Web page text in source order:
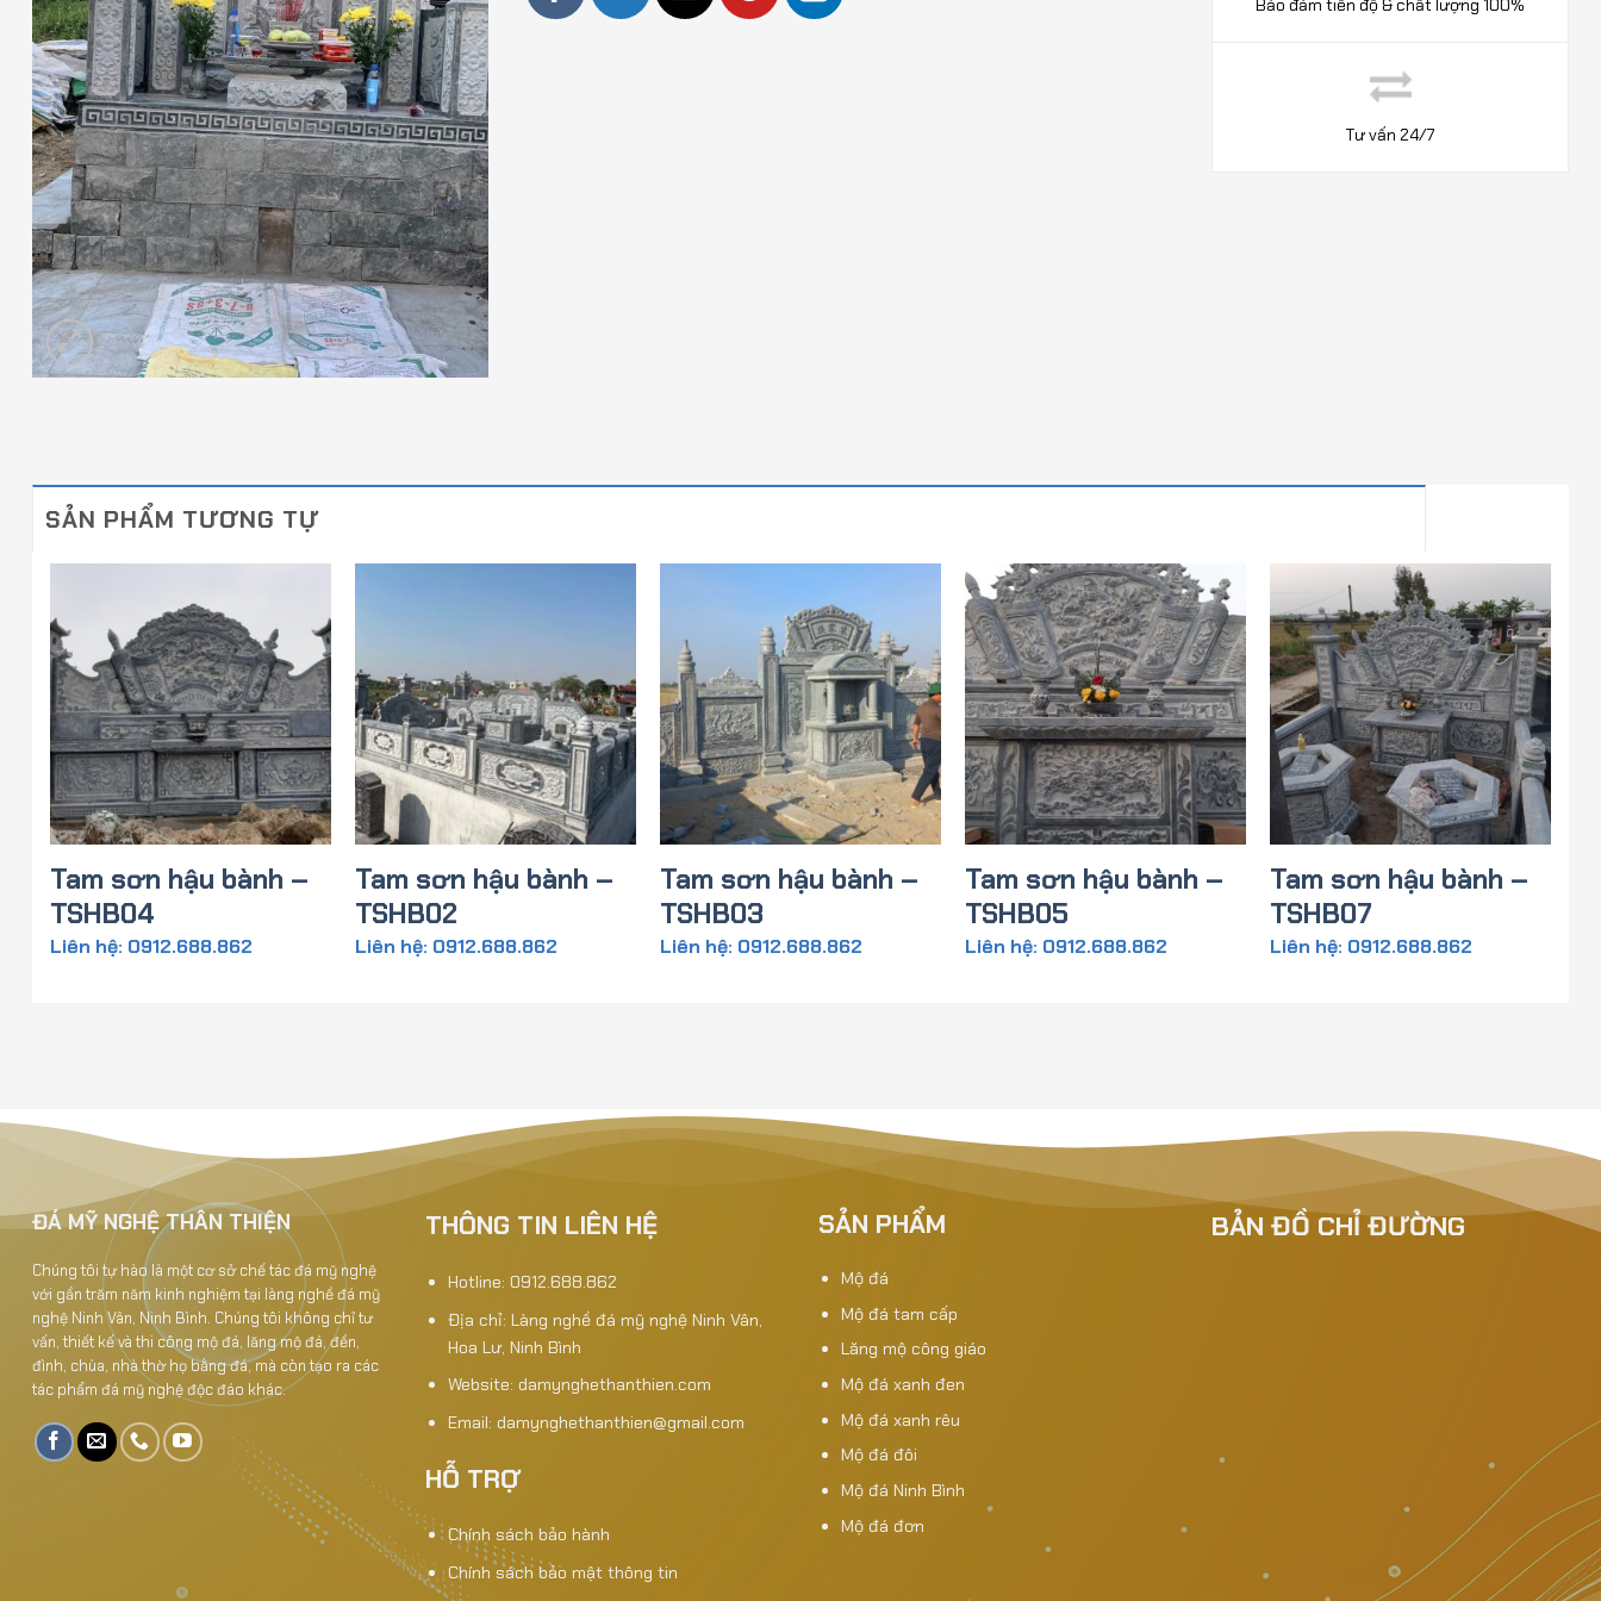
Bảo đảm tiến độ & chất lượng 100%
Tư vấn 24/7
SẢN PHẨM TƯƠNG TỰ
Tam sơn hậu bành –
TSHB04
Liên hệ: 0912.688.862
Tam sơn hậu bành –
TSHB02
Liên hệ: 0912.688.862
Tam sơn hậu bành –
TSHB03
Liên hệ: 0912.688.862
Tam sơn hậu bành –
TSHB05
Liên hệ: 0912.688.862
Tam sơn hậu bành –
TSHB07
Liên hệ: 0912.688.862
ĐÁ MỸ NGHỆ THÂN THIỆN
Chúng tôi tự hào là một cơ sở chế tác đá mỹ nghệ
với gần trăm năm kinh nghiệm tại làng nghề đá mỹ
nghệ Ninh Vân, Ninh Bình. Chúng tôi không chỉ tư
vấn, thiết kế và thi công mộ đá, lăng mộ đá, đền,
đình, chùa, nhà thờ họ bằng đá, mà còn tạo ra các
tác phẩm đá mỹ nghệ độc đáo khác.
THÔNG TIN LIÊN HỆ
Hotline: 0912.688.862
Địa chỉ: Làng nghề đá mỹ nghệ Ninh Vân,
Hoa Lư, Ninh Bình
Website: damynghethanthien.com
Email: damynghethanthien@gmail.com
HỖ TRỢ
Chính sách bảo hành
Chính sách bảo mật thông tin
SẢN PHẨM
Mộ đá
Mộ đá tam cấp
Lăng mộ công giáo
Mộ đá xanh đen
Mộ đá xanh rêu
Mộ đá đôi
Mộ đá Ninh Bình
Mộ đá đơn
BẢN ĐỒ CHỈ ĐƯỜNG